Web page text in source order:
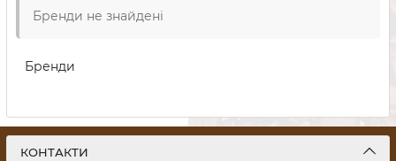
Бренди не знайдені
Бренди
КОНТАКТИ